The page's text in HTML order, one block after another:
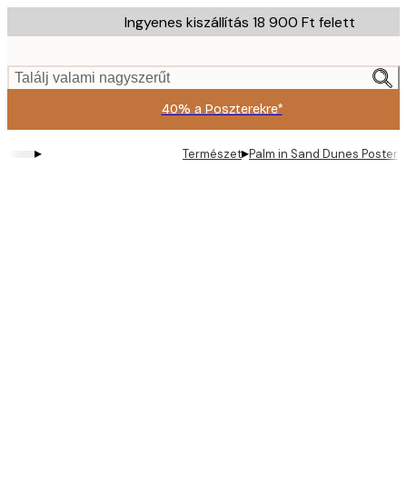
to
content.
Ingyenes kiszállítás 18 900 Ft felett
Találj valami nagyszerűt
40% a Poszterekre*
▸ Természet▸Palm in Sand Dunes Poster